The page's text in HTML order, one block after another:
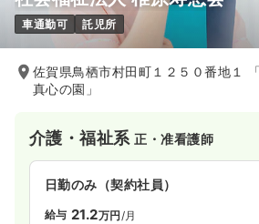
車通勤可 託児所
佐賀県鳥栖市村田町１２５０番地１
真心の園」
介護・福祉系正・准看護師
日勤のみ（契約社員）
給与 21.2万円 /月